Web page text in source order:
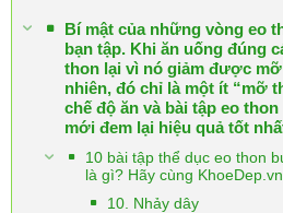
Bí mật của những vòng eo
bạn tập. Khi ăn uống đúng
thon lại vì nó giảm được
nhiên, đó chỉ là một ít “mỡ
chế độ ăn và bài tập eo
mới đem lại hiệu quả tốt
10 bài tập thể dục eo thon
là gì? Hãy cùng
10. Nhảy dây